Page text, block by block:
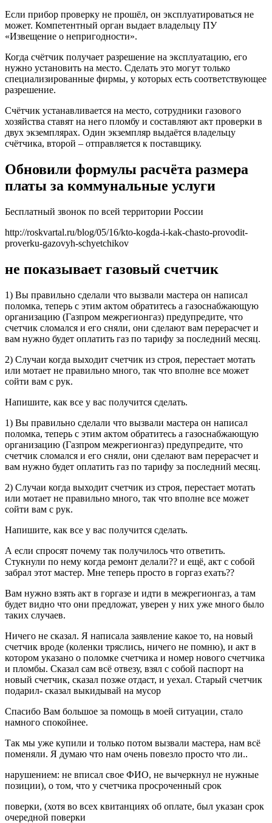
Если прибор проверку не прошёл, он эксплуатироваться не
может. Компетентный орган выдает владельцу ПУ
«Извещение о непригодности».
Когда счётчик получает разрешение на эксплуатацию, его
нужно установить на место. Сделать это могут только
специализированные фирмы, у которых есть соответствующее
разрешение.
Счётчик устанавливается на место, сотрудники газового
хозяйства ставят на него пломбу и составляют акт проверки в
двух экземплярах. Один экземпляр выдаётся владельцу
счётчика, второй – отправляется к поставщику.
Обновили формулы расчёта размера
платы за коммунальные услуги
Бесплатный звонок по всей территории России
http://roskvartal.ru/blog/05/16/kto-kogda-i-kak-chasto-provodit-
proverku-gazovyh-schyetchikov
не показывает газовый счетчик
1) Вы правильно сделали что вызвали мастера он написал
поломка, теперь с этим актом обратитесь а газоснабжающую
организацию (Газпром межрегионгаз) предупредите, что
счетчик сломался и его сняли, они сделают вам перерасчет и
вам нужно будет оплатить газ по тарифу за последний месяц.
2) Случаи когда выходит счетчик из строя, перестает мотать
или мотает не правильно много, так что вполне все может
сойти вам с рук.
Напишите, как все у вас получится сделать.
1) Вы правильно сделали что вызвали мастера он написал
поломка, теперь с этим актом обратитесь а газоснабжающую
организацию (Газпром межрегионгаз) предупредите, что
счетчик сломался и его сняли, они сделают вам перерасчет и
вам нужно будет оплатить газ по тарифу за последний месяц.
2) Случаи когда выходит счетчик из строя, перестает мотать
или мотает не правильно много, так что вполне все может
сойти вам с рук.
Напишите, как все у вас получится сделать.
А если спросят почему так получилось что ответить.
Стукнули по нему когда ремонт делали?? и ещё, акт с собой
забрал этот мастер. Мне теперь просто в горгаз ехать??
Вам нужно взять акт в горгазе и идти в межрегионгаз, а там
будет видно что они предложат, уверен у них уже много было
таких случаев.
Ничего не сказал. Я написала заявление какое то, на новый
счетчик вроде (коленки тряслись, ничего не помню), и акт в
котором указано о поломке счетчика и номер нового счетчика
и пломбы. Сказал сам всё отвезу, взял с собой паспорт на
новый счетчик, сказал позже отдаст, и уехал. Старый счетчик
подарил- сказал выкидывай на мусор
Спасибо Вам большое за помощь в моей ситуации, стало
намного спокойнее.
Так мы уже купили и только потом вызвали мастера, нам всё
поменяли. Я думаю что нам очень повезло просто что ли..
нарушением: не вписал свое ФИО, не вычеркнул не нужные
позиции), о том, что у счетчика просроченный срок
поверки, (хотя во всех квитанциях об оплате, был указан срок
очередной поверки